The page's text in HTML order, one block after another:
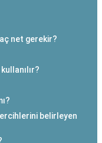
net gerekir?
belirleyen